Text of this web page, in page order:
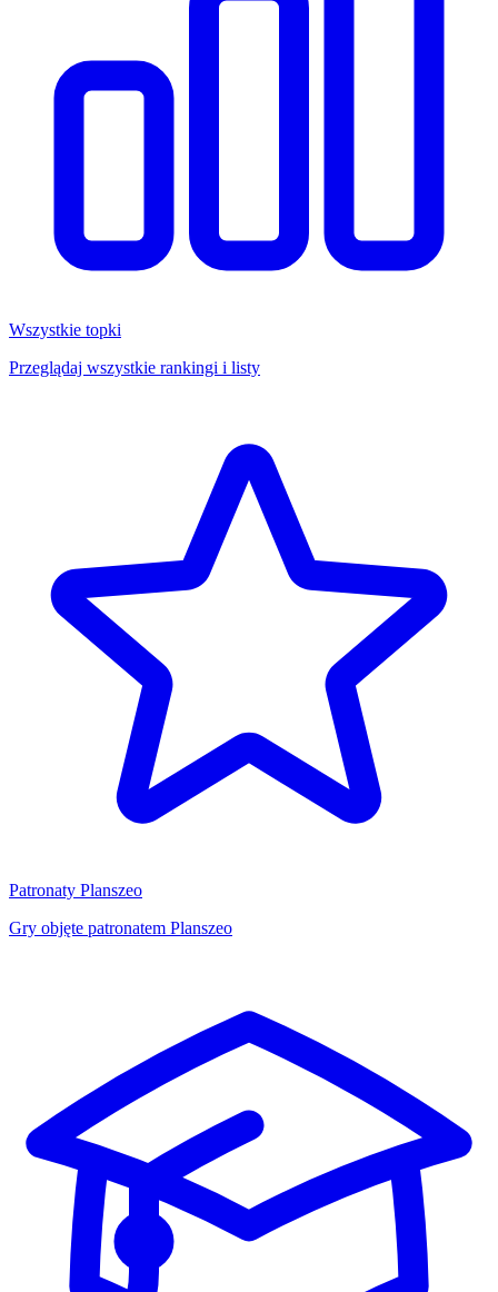
Wszystkie topki
Przeglądaj wszystkie rankingi i listy
Patronaty Planszeo
Gry objęte patronatem Planszeo